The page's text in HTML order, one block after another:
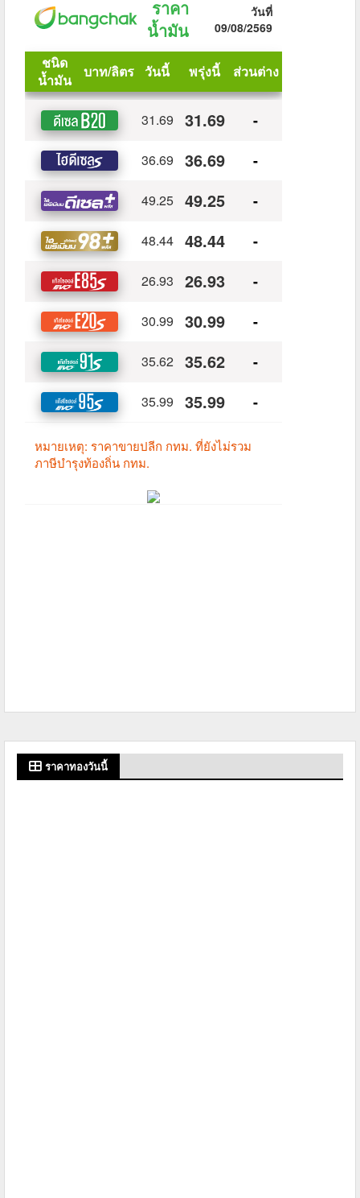
ราคาทองวันนี้